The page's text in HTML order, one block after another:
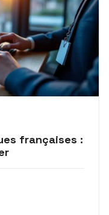
françaises :